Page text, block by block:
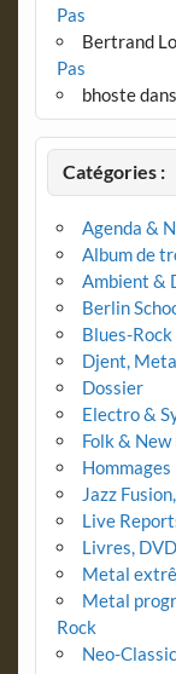
Pas
Bertrand
Pas
bhostedans
Catégories :
Agenda &
Album de
Ambient &
Berlin
Blues-Rock
Djent,
Dossier
Electro &
Folk & New
Hommages
Jazz
Live
Livres,
Metal
Metal
Rock
Neo-